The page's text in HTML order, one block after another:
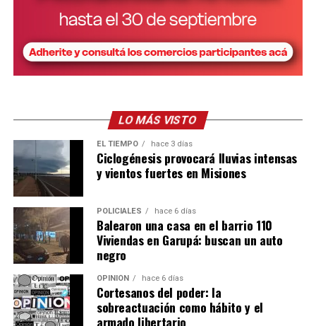
programas nacionales.
Para acceder a cualquiera de estas herramientas, tanto
las empresas como los postulantes deben estar
registrados en la Oficina de Empleo y en elPortal
de cada empleador mediante un cruce con ARCA.
Capacitaciones para mejorar la
empleabilidad
capacitación gratuita para fortalecer los perfiles
laborales.
“Las consideramos como la principal herramienta que le
podemos facilitar a los chicos que están en el proceso de
búsqueda laboral”, sostuvo Abrazian.
Una publicación compartida por Muni Posadas (@muniposadas)
LO MÁS VISTO
EL TIEMPO hace 3 días
Ciclogénesis provocará lluvias intensas
y vientos fuertes en Misiones
POLICIALES hace 6 días
Balearon una casa en el barrio 110
Viviendas en Garupá: buscan un auto
negro
OPINIÓN hace 6 días
Cortesanos del poder: la
sobreactuación como hábito y el
armado libertario